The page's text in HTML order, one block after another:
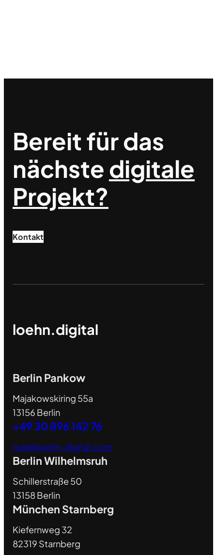
Bereit für das
nächstedigitale
Projekt?
Kontakt
loehn.digital
Berlin Pankow
Majakowskiring 55a
13156 Berlin
+49 30 896 142 76
mail@loehn-digital.com
Berlin Wilhelmsruh
Schillerstraße 50
13158 Berlin
München Starnberg
Kiefernweg 32
82319 Starnberg